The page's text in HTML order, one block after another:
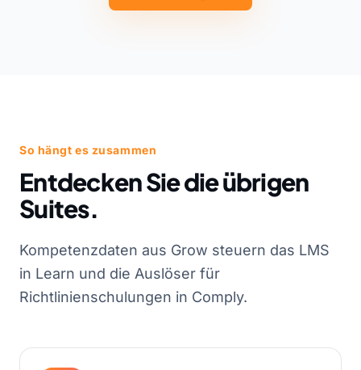
So hängt es zusammen
Entdecken Sie die übrigen
Suites.
Kompetenzdaten aus Grow steuern das LMS
in Learn und die Auslöser für
Richtlinienschulungen in Comply.